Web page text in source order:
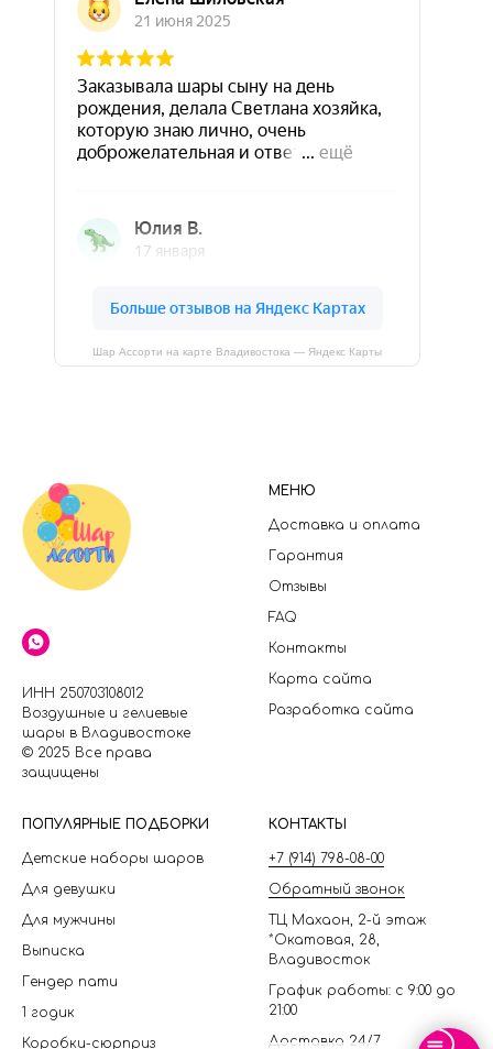
Шар Ассорти на карте Владивостока — Яндекс Карты
ИНН 250703108012
Воздушные и гелиевые
шары в Владивостоке
© 2025 Все права
защищены
МЕНЮ
Доставка и оплата
Гарантия
Отзывы
FAQ
Контакты
Карта сайта
Разработка сайта
ПОПУЛЯРНЫЕ ПОДБОРКИ
Детские наборы шаров
Для девушки
Для мужчины
Выписка
Гендер пати
1 годик
Коробки-сюрприз
КОНТАКТЫ
+7 (914) 798-08-00
Обратный звонок
ТЦ Махаон, 2-й этаж
*Окатовая, 28,
Владивосток
График работы: с 9:00 до
21:00
Доставка 24/7